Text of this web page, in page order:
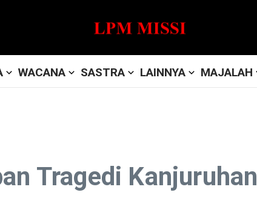
WACANA SASTRA LAINNYA MAJALAH
Tragedi Kanjuruhan